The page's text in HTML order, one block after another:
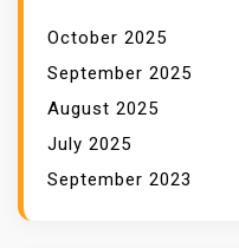
October 2025
September 2025
August 2025
July 2025
September 2023